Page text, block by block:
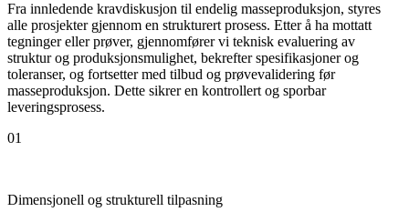
Fra innledende kravdiskusjon til endelig masseproduksjon, styres
alle prosjekter gjennom en strukturert prosess. Etter å ha mottatt
tegninger eller prøver, gjennomfører vi teknisk evaluering av
struktur og produksjonsmulighet, bekrefter spesifikasjoner og
toleranser, og fortsetter med tilbud og prøvevalidering før
masseproduksjon. Dette sikrer en kontrollert og sporbar
leveringsprosess.
01
Dimensjonell og strukturell tilpasning